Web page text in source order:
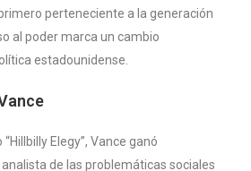
perteneciente a la generación
al poder marca un cambio
estadounidense.
Elegy”, Vance ganó
de las problemáticas sociales